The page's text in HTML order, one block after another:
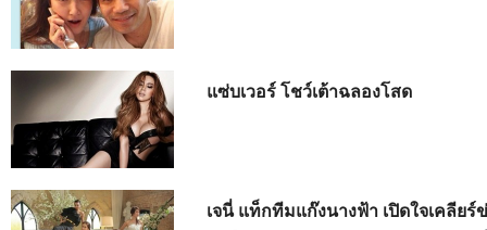
แซ่บเวอร์ โชว์เต้าฉลองโสด
เจนี่ แท็กทีมแก๊งนางฟ้า เปิดใจเคลีย